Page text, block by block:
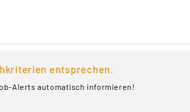
entsprechen.
Alerts automatisch informieren!